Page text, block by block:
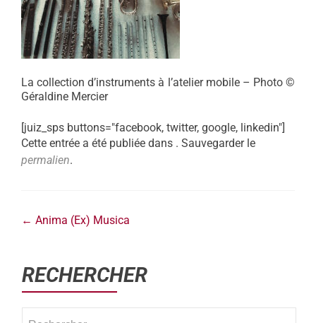
La collection d’instruments à l’atelier mobile – Photo ©
Géraldine Mercier
[juiz_sps buttons="facebook, twitter, google, linkedin"]
Cette entrée a été publiée dans . Sauvegarder le
permalien.
← Anima (Ex) Musica
RECHERCHER